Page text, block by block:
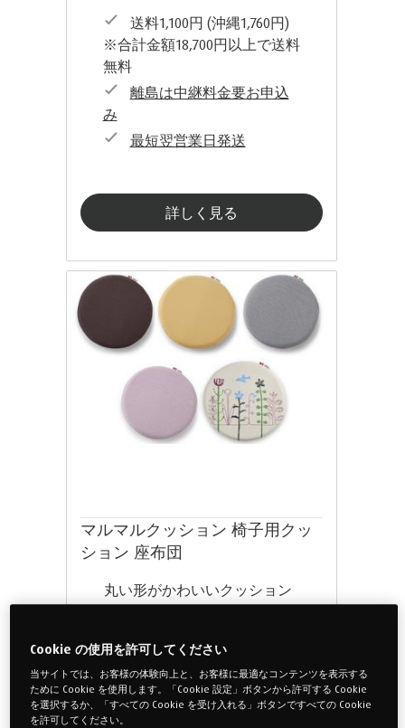
送料1,100円 (沖縄1,760円)
※合計金額18,700円以上で送料
無料
離島は中継料金要お申込
み
最短翌営業日発送
詳しく見る
マルマルクッション 椅子用クッ
ション 座布団
丸い形がかわいいクッション
3年保証
Cookie の使用を許可してください
当サイトでは、お客様の体験向上と、お客様に最適なコンテンツを表示する
ために Cookie を使用します。「Cookie 設定」ボタンから許可する Cookie
を選択するか、「すべての Cookie を受け入れる」ボタンですべての Cookie
を許可してください。